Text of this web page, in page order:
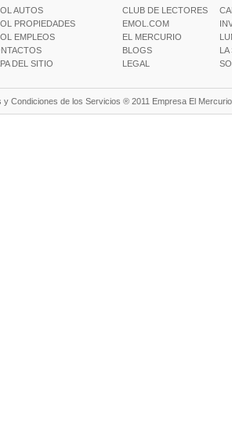
AUTOS
PROPIEDADES
EMPLEOS
DEL SITIO
CLUB DE LECTORES
EMOL.COM
EL MERCURIO
BLOGS
LEGAL
LA
y Condiciones de los Servicios ® 2011 Empresa El Mercurio